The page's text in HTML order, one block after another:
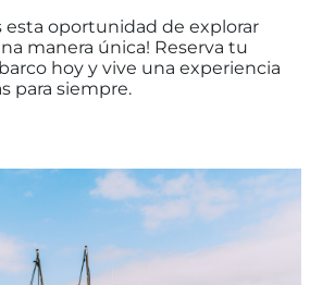
esta oportunidad de explorar
manera única! Reserva tu
hoy y vive una experiencia
para siempre.